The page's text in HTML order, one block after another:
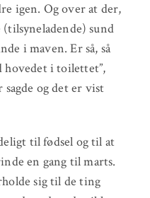
igen. Og over at der,
sund
i maven. Er så, så
hovedet i toilettet”,
sagde og det er vist
til fødsel og til at
en gang til marts.
sig til de ting